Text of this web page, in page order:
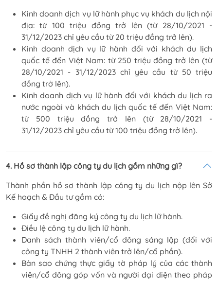
Kinh doanh dịch vụ lữ hành phục vụ khách du lịch nội
địa: từ 100 triệu đồng trở lên (từ 28/10/2021 -
31/12/2023 chỉ yêu cầu từ 20 triệu đồng trở lên).
Kinh doanh dịch vụ lữ hành đối với khách du lịch
quốc tế đến Việt Nam: từ 250 triệu đồng trở lên (từ
28/10/2021 - 31/12/2023 chỉ yêu cầu từ 50 triệu
đồng trở lên).
Kinh doanh dịch vụ lữ hành đối với khách du lịch ra
nước ngoài và khách du lịch quốc tế đến Việt Nam:
từ 500 triệu đồng trở lên (từ 28/10/2021 -
31/12/2023 chỉ yêu cầu từ 100 triệu đồng trở lên).
4. Hồ sơ thành lập công ty du lịch gồm những gì?
Thành phần hồ sơ thành lập công ty du lịch nộp lên Sở
Kế hoạch & Đầu tư gồm có:
Giấy đề nghị đăng ký công ty du lịch lữ hành.
Điều lệ công ty du lịch lữ hành.
Danh sách thành viên/cổ đông sáng lập (đối với
công ty TNHH 2 thành viên trở lên/cổ phần).
Bản sao chứng thực giấy tờ pháp lý của các thành
viên/cổ đông góp vốn và người đại diện theo pháp